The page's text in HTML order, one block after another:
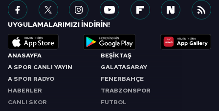
ANASAYFA
A SPOR CANLI YAYIN
A SPOR RADYO
HABERLER
CANLI SKOR
BEŞİKTAŞ
GALATASARAY
FENERBAHÇE
TRABZONSPOR
FUTBOL
UYGULAMALARIMIZI İNDİRİN!